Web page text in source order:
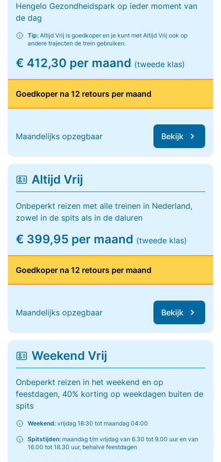
Hengelo Gezondheidspark op ieder moment van
de dag
Tip: Altijd Vrij is goedkoper en je kunt met Altijd Vrij ook op
andere trajecten de trein gebruiken.
€ 412,30 per maand (tweede klas)
Goedkoper na 12 retours per maand
Maandelijks opzegbaar Bekijk
Altijd Vrij
Onbeperkt reizen met alle treinen in Nederland,
zowel in de spits als in de daluren
€ 399,95 per maand (tweede klas)
Goedkoper na 12 retours per maand
Maandelijks opzegbaar Bekijk
Weekend Vrij
Onbeperkt reizen in het weekend en op
feestdagen, 40% korting op weekdagen buiten de
spits
Weekend: vrijdag 18:30 tot maandag 04:00
Spitstijden: maandag t/m vrijdag van 6.30 tot 9.00 uur en van
16.00 tot 18.30 uur, behalve feestdagen